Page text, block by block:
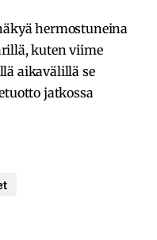
hermostuneina
kuten viime
aikavälillä se
jatkossa